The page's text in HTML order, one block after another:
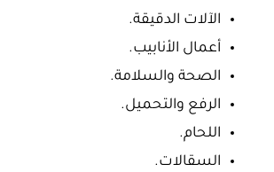
الآلات الدقيقة.
أعمال الأنابيب.
الصحة والسلامة.
الرفع والتحميل.
اللحام.
السقالات.